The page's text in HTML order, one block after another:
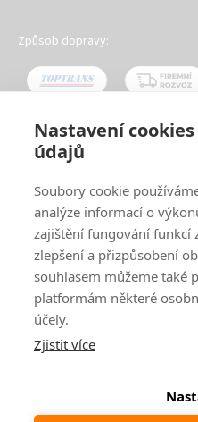
Nastavení
údajů
Soubory cookie
analýze informací o
zajištění fungování funkcí
zlepšení a přizpůsobení
souhlasem můžeme také
platformám některé
účely.
Zjistit více
Způsob dopravy:
Shoptet |